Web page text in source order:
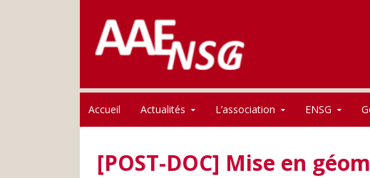
AAE-ENSG
Accueil Actualités L’association ENSG
[POST-DOC] Mise en